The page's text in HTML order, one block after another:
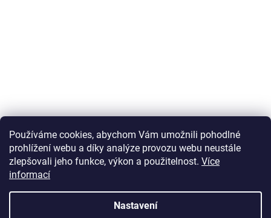
Používáme cookies, abychom Vám umožnili pohodlné
prohlížení webu a díky analýze provozu webu neustále
zlepšovali jeho funkce, výkon a použitelnost. Více
informací
Nastavení